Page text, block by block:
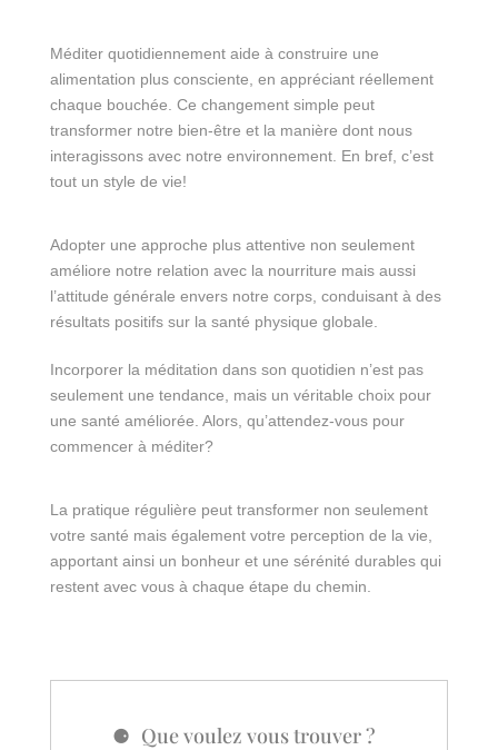
Méditer quotidiennement aide à construire une
alimentation plus consciente, en appréciant réellement
chaque bouchée. Ce changement simple peut
transformer notre bien-être et la manière dont nous
interagissons avec notre environnement. En bref, c’est
tout un style de vie!
Adopter une approche plus attentive non seulement
améliore notre relation avec la nourriture mais aussi
l’attitude générale envers notre corps, conduisant à des
résultats positifs sur la santé physique globale.
Incorporer la méditation dans son quotidien n’est pas
seulement une tendance, mais un véritable choix pour
une santé améliorée. Alors, qu’attendez-vous pour
commencer à méditer?
La pratique régulière peut transformer non seulement
votre santé mais également votre perception de la vie,
apportant ainsi un bonheur et une sérénité durables qui
restent avec vous à chaque étape du chemin.
Que voulez vous trouver ?